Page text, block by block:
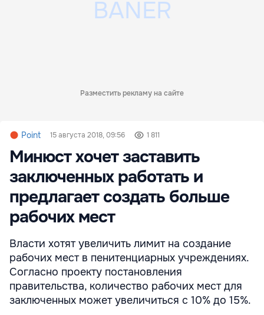
Разместить рекламу на сайте
Point 15 августа 2018, 09:56 1 811
Минюст хочет заставить
заключенных работать и
предлагает создать больше
рабочих мест
Власти хотят увеличить лимит на создание
рабочих мест в пенитенциарных учреждениях.
Согласно проекту постановления
правительства, количество рабочих мест для
заключенных может увеличиться с 10% до 15%.